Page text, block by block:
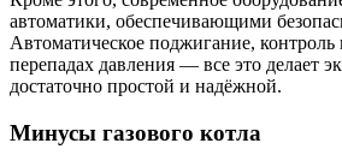
автоматики, обеспечивающими
Автоматическое поджигание,
перепадах давления — все это делает
достаточно простой и надёжной.
Минусы газового котла